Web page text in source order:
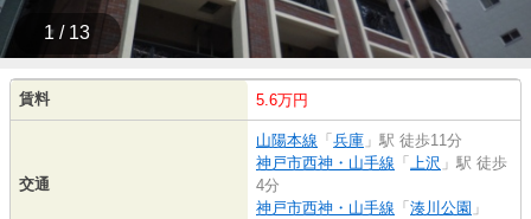
1 / 13
賃料 5.6万円
交通
山陽本線 「 兵庫 」駅 徒歩11分
神戸市西神・山手線 「 上沢 」駅 徒歩
4分
神戸市西神・山手線 「 湊川公園 」